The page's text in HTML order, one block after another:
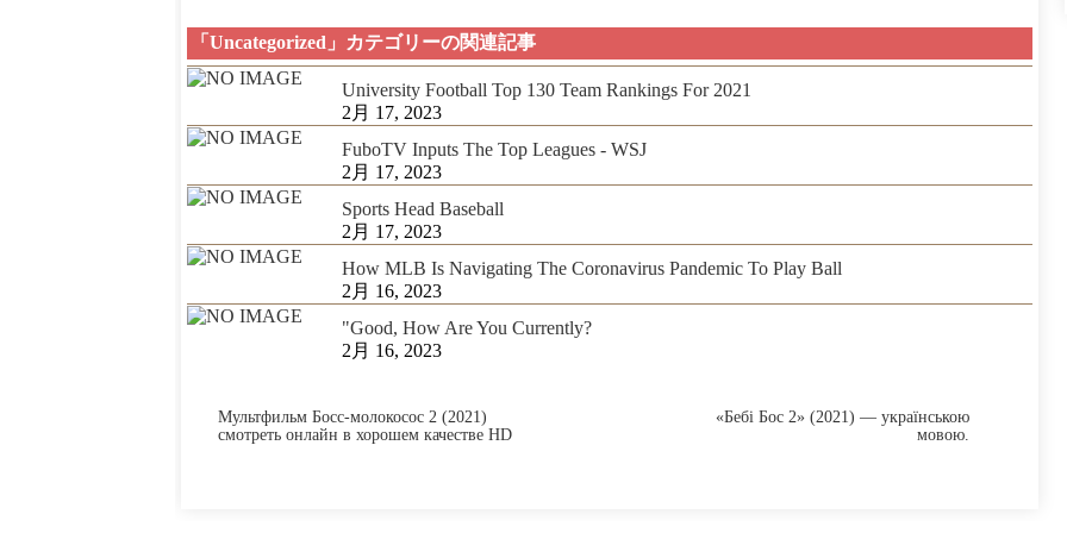
「Uncategorized」カテゴリーの関連記事
University Football Top 130 Team Rankings For 2021
2月 17, 2023
FuboTV Inputs The Top Leagues - WSJ
2月 17, 2023
Sports Head Baseball
2月 17, 2023
How MLB Is Navigating The Coronavirus Pandemic To Play Ball
2月 16, 2023
"Good, How Are You Currently?
2月 16, 2023
Мультфильм Босс-молокосос 2 (2021)
смотреть онлайн в хорошем качестве HD
«Бебі Бос 2» (2021) — українською
мовою.